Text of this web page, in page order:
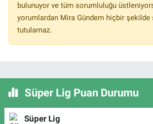
bulunuyor ve tüm sorumluluğu
yorumlardan Mira Gündem hiçbir şekilde
tutulamaz.
Süper Lig Puan Durumu
Süper Lig